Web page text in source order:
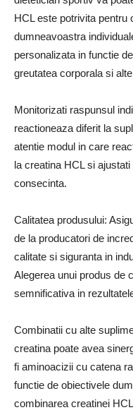
HCL este potrivita pentru
dumneavoastra
personalizata in functie
greutatea corporala si
Monitorizati raspunsul
reactioneaza diferit la
atentie modul in care
la creatina HCL si
consecinta.
Calitatea produsului:
de la producatori de
calitate si siguranta in
Alegerea unui produs de
semnificativa in
Combinatii cu alte
creatina poate avea
fi aminoacizii cu catena
functie de obiectivele
combinarea creatinei